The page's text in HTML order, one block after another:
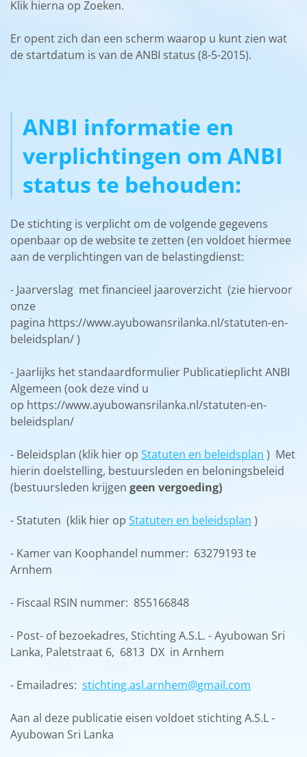
Klik hierna op Zoeken.
Er opent zich dan een scherm waarop u kunt zien wat
de startdatum is van de ANBI status (8-5-2015).
ANBI informatie en
verplichtingen om ANBI
status te behouden:
De stichting is verplicht om de volgende gegevens
openbaar op de website te zetten (en voldoet hiermee
aan de verplichtingen van de belastingdienst:
- Jaarverslag met financieel jaaroverzicht (zie hiervoor
onze
pagina https://www.ayubowansrilanka.nl/statuten-en-
beleidsplan/ )
- Jaarlijks het standaardformulier Publicatieplicht ANBI
Algemeen (ook deze vind u
op https://www.ayubowansrilanka.nl/statuten-en-
beleidsplan/
- Beleidsplan (klik hier op Statuten en beleidsplan ) Met
hierin doelstelling, bestuursleden en beloningsbeleid
(bestuursleden krijgen geen vergoeding)
- Statuten (klik hier op Statuten en beleidsplan )
- Kamer van Koophandel nummer: 63279193 te
Arnhem
- Fiscaal RSIN nummer: 855166848
- Post- of bezoekadres, Stichting A.S.L. - Ayubowan Sri
Lanka, Paletstraat 6, 6813 DX in Arnhem
- Emailadres: stichting.asl.arnhem@gmail.com
Aan al deze publicatie eisen voldoet stichting A.S.L -
Ayubowan Sri Lanka